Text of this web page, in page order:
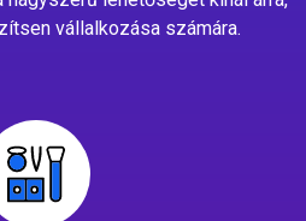
vállalkozása számára.